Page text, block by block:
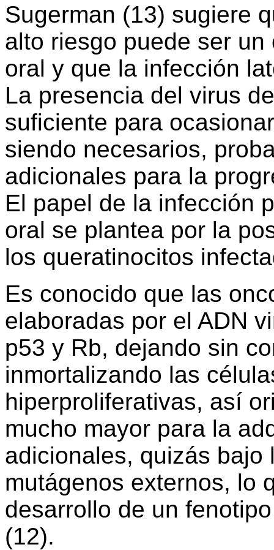
Sugerman (13) sugiere
alto riesgo puede ser
oral y que la infección
La presencia del virus
suficiente para
siendo necesarios,
adicionales para la
El papel de la infección
oral se plantea por la
los queratinocitos
Es conocido que las
elaboradas por el ADN
p53 y Rb, dejando sin
inmortalizando las
hiperproliferativas, así
mucho mayor para la
adicionales, quizás
mutágenos externos, lo
desarrollo de un
(12).